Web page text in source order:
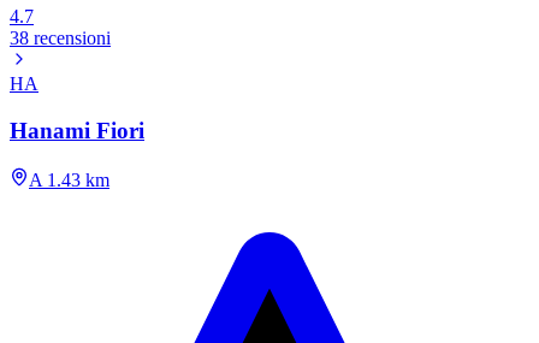
4.7
38 recensioni
HA
Hanami Fiori
A 1.43 km